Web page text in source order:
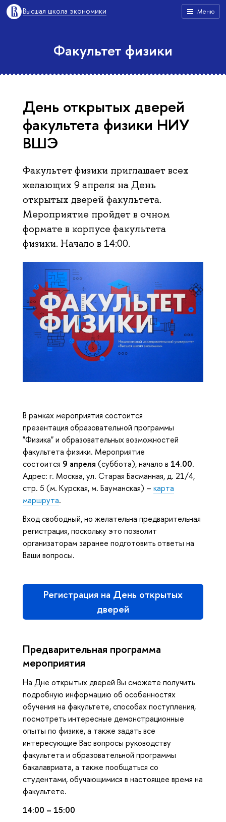
Меню
Высшая школа экономики
Факультет физики
День открытых дверей
факультета физики НИУ
ВШЭ
Факультет физики приглашает всех
желающих 9 апреля на День
открытых дверей факультета.
Мероприятие пройдет в очном
формате в корпусе факультета
физики. Начало в 14:00.
В рамках мероприятия состоится
презентация образовательной программы
"Физика" и образовательных возможностей
факультета физики. Мероприятие
состоится 9 апреля (суббота), начало в 14.00.
Адрес: г. Москва, ул. Старая Басманная, д. 21/4,
стр. 5 (м. Курская, м. Бауманская) – карта
маршрута.
Вход свободный, но желательна предварительная
регистрация, поскольку это позволит
организаторам заранее подготовить ответы на
Ваши вопросы.
Регистрация на День открытых
дверей
Предварительная программа
мероприятия
На Дне открытых дверей Вы сможете получить
подробную информацию об особенностях
обучения на факультете, способах поступления,
посмотреть интересные демонстрационные
опыты по физике, а также задать все
интересующие Вас вопросы руководству
факультета и образовательной программы
бакалавриата, а также пообщаться со
студентами, обучающимися в настоящее время на
факультете.
14:00 – 15:00